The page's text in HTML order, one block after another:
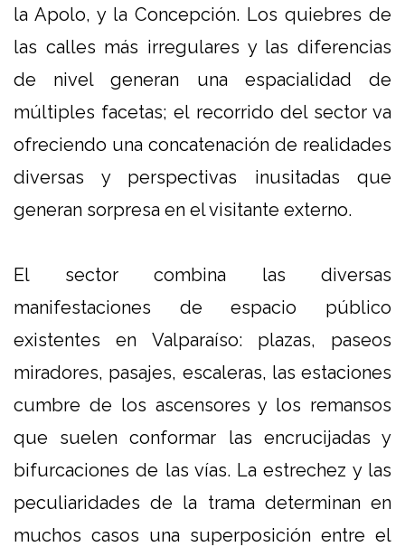
la Apolo, y la Concepción. Los quiebres de
las calles más irregulares y las diferencias
de nivel generan una espacialidad de
múltiples facetas; el recorrido del sector va
ofreciendo una concatenación de realidades
diversas y perspectivas inusitadas que
generan sorpresa en el visitante externo.
El sector combina las diversas
manifestaciones de espacio público
existentes en Valparaíso: plazas, paseos
miradores, pasajes, escaleras, las estaciones
cumbre de los ascensores y los remansos
que suelen conformar las encrucijadas y
bifurcaciones de las vías. La estrechez y las
peculiaridades de la trama determinan en
muchos casos una superposición entre el